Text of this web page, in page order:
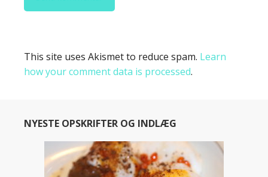
This site uses Akismet to reduce spam. Learn
how your comment data is processed.
NYESTE OPSKRIFTER OG INDLÆG